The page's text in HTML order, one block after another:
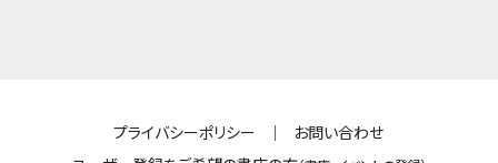
プライバシーポリシー ｜
お問い合わせ